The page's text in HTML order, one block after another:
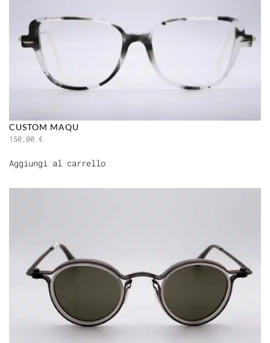
CUSTOM MAQU
150,00 €
Aggiungi al carrello